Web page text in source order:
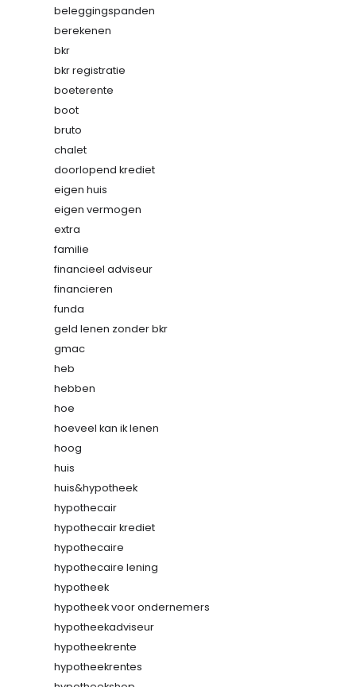
beleggingspanden
berekenen
bkr
bkr registratie
boeterente
boot
bruto
chalet
doorlopend krediet
eigen huis
eigen vermogen
extra
familie
financieel adviseur
financieren
funda
geld lenen zonder bkr
gmac
heb
hebben
hoe
hoeveel kan ik lenen
hoog
huis
huis&hypotheek
hypothecair
hypothecair krediet
hypothecaire
hypothecaire lening
hypotheek
hypotheek voor ondernemers
hypotheekadviseur
hypotheekrente
hypotheekrentes